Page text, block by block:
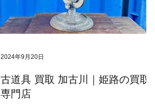
古道具 買取 加古川｜姫路の買取
専門店
2024年9月20日